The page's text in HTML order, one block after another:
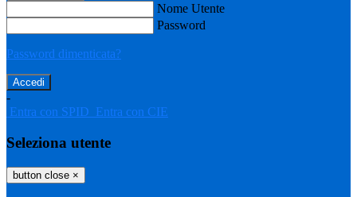
Nome Utente
Password
Password dimenticata?
-
Entra con SPID Entra con CIE
Seleziona utente
button close ×